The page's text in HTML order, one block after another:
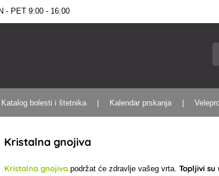
- PET 9:00 - 16:00
Katalog bolesti i štetnika Kalendar prskanja
Kristalna gnojiva
Kristalna gnojiva podržat će zdravlje vašeg vrta.Topljivi su